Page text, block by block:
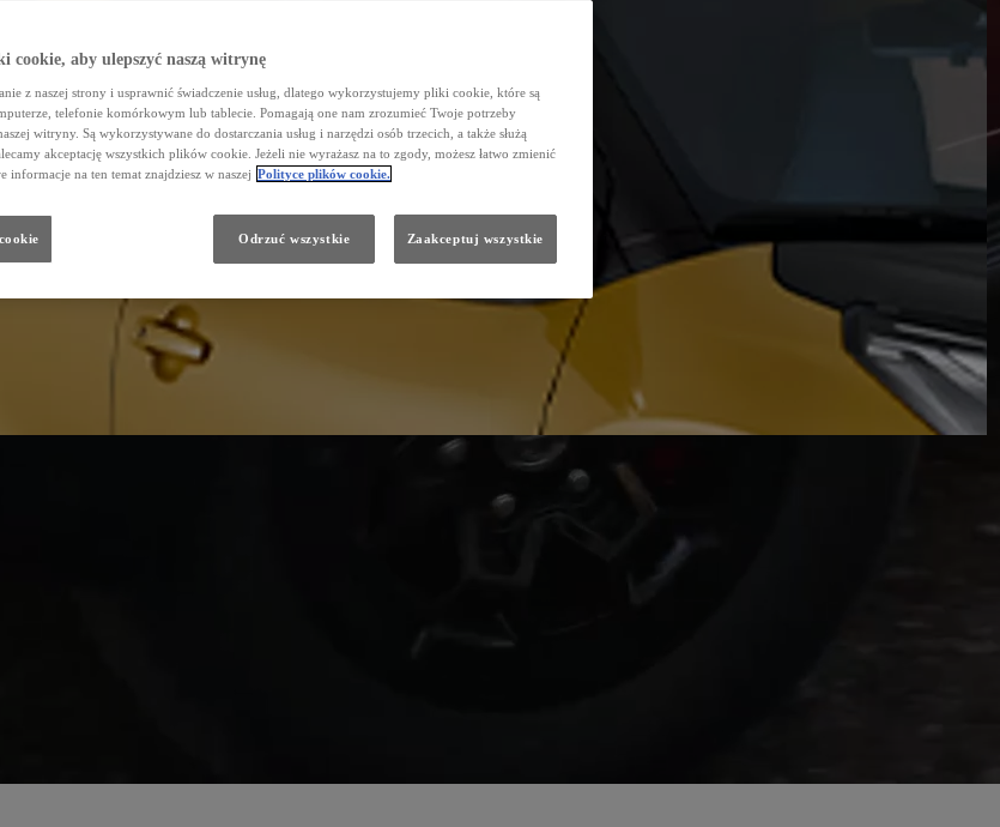
cookie, aby ulepszyć naszą witrynę
z naszej strony i usprawnić świadczenie usług, dlatego wykorzystujemy pliki cookie, które są
telefonie komórkowym lub tablecie. Pomagają one nam zrozumieć Twoje potrzeby
witryny. Są wykorzystywane do dostarczania usług i narzędzi osób trzecich, a także służą
akceptację wszystkich plików cookie. Jeżeli nie wyrażasz na to zgody, możesz łatwo zmienić
informacje na ten temat znajdziesz w naszej Polityce plików cookie.
Odrzuć wszystkie Zaakceptuj wszystkie